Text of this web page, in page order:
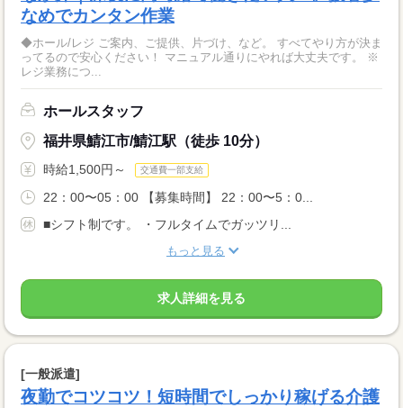
なめでカンタン作業
◆ホール/レジ ご案内、ご提供、片づけ、など。 すべてやり方が決ま
ってるので安心ください！ マニュアル通りにやれば大丈夫です。 ※
レジ業務につ...
ホールスタッフ
福井県鯖江市/鯖江駅（徒歩 10分）
時給1,500円～ 交通費一部支給
22：00〜05：00 【募集時間】 22：00〜5：0...
■シフト制です。 ・フルタイムでガッツリ...
もっと見る
求人詳細を見る
[一般派遣]
夜勤でコツコツ！短時間でしっかり稼げる介護